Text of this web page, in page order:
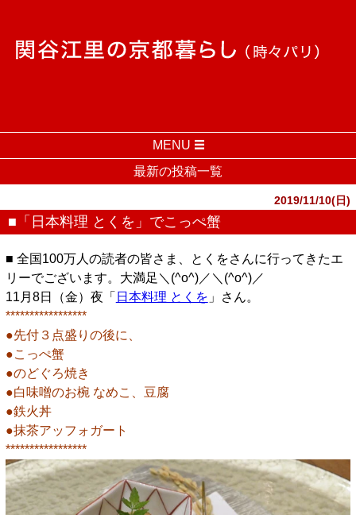
MENU
最新の投稿一覧
2019/11/10(日)
■「日本料理 とくを」でこっぺ蟹
■ 全国100万人の読者の皆さま、とくをさんに行ってきたエ
リーでございます。大満足＼(^o^)／＼(^o^)／
11月8日（金）夜「 日本料理 とくを 」さん。
*****************
●先付３点盛りの後に、
●こっぺ蟹
●のどぐろ焼き
●白味噌のお椀 なめこ、豆腐
●鉄火丼
●抹茶アッフォガート
*****************